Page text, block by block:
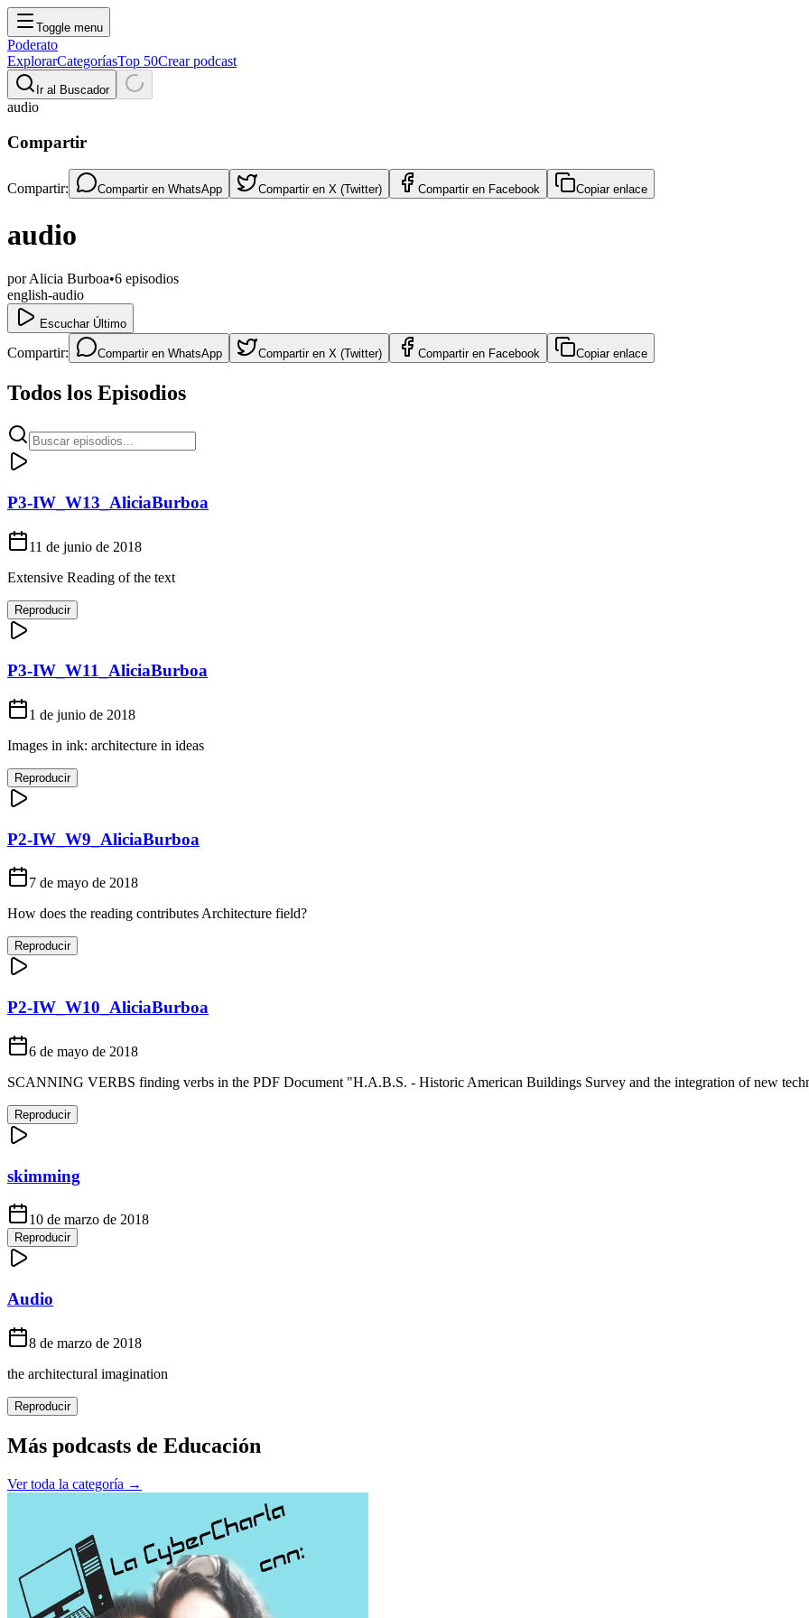
Toggle menu
Poderato
ExplorarCategoríasTop 50Crear podcast
Ir al Buscador
audio
Compartir
Compartir: Compartir en WhatsApp Compartir en X (Twitter) Compartir en Facebook Copiar enlace
audio
porAlicia Burboa•6 episodios
english-audio
Escuchar Último
Compartir: Compartir en WhatsApp Compartir en X (Twitter) Compartir en Facebook Copiar enlace
Todos los Episodios
P3-IW_W13_AliciaBurboa
11 de junio de 2018
Extensive Reading of the text
Reproducir
P3-IW_W11_AliciaBurboa
1 de junio de 2018
Images in ink: architecture in ideas
Reproducir
P2-IW_W9_AliciaBurboa
7 de mayo de 2018
How does the reading contributes Architecture field?
Reproducir
P2-IW_W10_AliciaBurboa
6 de mayo de 2018
SCANNING VERBS finding verbs in the PDF Document "H.A.B.S. - Historic American Buildings Survey and the integration of new
Reproducir
skimming
10 de marzo de 2018
Reproducir
Audio
8 de marzo de 2018
the architectural imagination
Reproducir
Más podcasts de Educación
Ver toda la categoría →